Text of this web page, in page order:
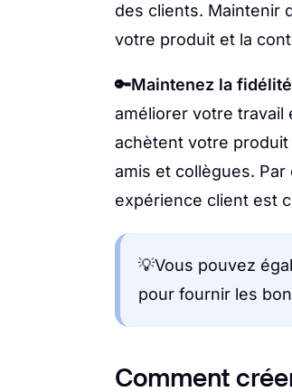
des clients. Maintenir
votre produit et la
🔑Maintenez la
améliorer votre
achètent votre
amis et collègues.
expérience client est
💡Vous pouvez
pour fournir les
Comment